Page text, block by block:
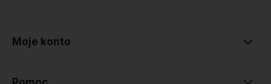
Moje konto